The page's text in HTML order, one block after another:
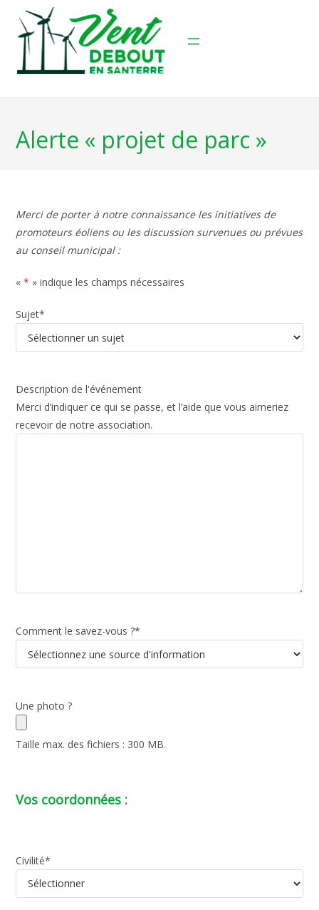
content
Alerte « projet de parc »
Merci de porter à notre connaissance les initiatives de
promoteurs éoliens ou les discussion survenues ou prévues
au conseil municipal :
«* » indique les champs nécessaires
Sujet*
Description de l'événement
Merci d’indiquer ce qui se passe, et l’aide que vous aimeriez
recevoir de notre association.
Comment le savez-vous ?*
Une photo ?
Taille max. des fichiers : 300 MB.
Vos coordonnées :
Civilité*